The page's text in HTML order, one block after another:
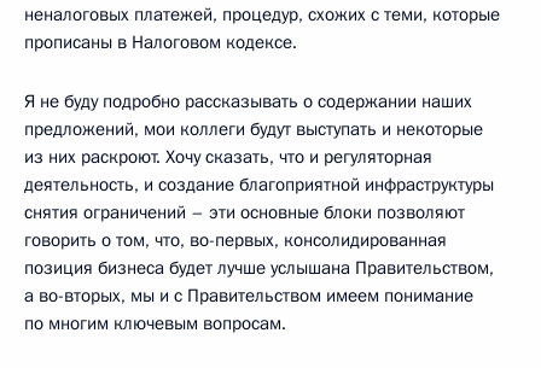
неналоговых платежей, процедур, схожих с теми, которые
прописаны в Налоговом кодексе.
Я не буду подробно рассказывать о содержании наших
предложений, мои коллеги будут выступать и некоторые
из них раскроют. Хочу сказать, что и регуляторная
деятельность, и создание благоприятной инфраструктуры
снятия ограничений – эти основные блоки позволяют
говорить о том, что, во-первых, консолидированная
позиция бизнеса будет лучше услышана Правительством,
а во-вторых, мы и с Правительством имеем понимание
по многим ключевым вопросам.